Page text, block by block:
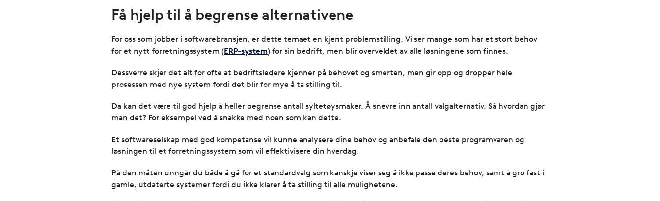
Få hjelp til å begrense alternativene
For oss som jobber i softwarebransjen, er dette temaet en kjent problemstilling. Vi ser mange som har et stort behov
for et nytt forretningssystem (ERP-system) for sin bedrift, men blir overveldet av alle løsningene som finnes.
Dessverre skjer det alt for ofte at bedriftsledere kjenner på behovet og smerten, men gir opp og dropper hele
prosessen med nye system fordi det blir for mye å ta stilling til.
Da kan det være til god hjelp å heller begrense antall syltetøysmaker. Å snevre inn antall valgalternativ. Så hvordan gjør
man det? For eksempel ved å snakke med noen som kan dette.
Et softwareselskap med god kompetanse vil kunne analysere dine behov og anbefale den beste programvaren og
løsningen til et forretningssystem som vil effektivisere din hverdag.
På den måten unngår du både å gå for et standardvalg som kanskje viser seg å ikke passe deres behov, samt å gro fast i
gamle, utdaterte systemer fordi du ikke klarer å ta stilling til alle mulighetene.